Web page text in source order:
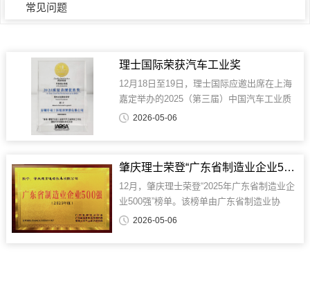
常见问题
理士国际荣获汽车工业奖
12月18日至19日，理士国际应邀出席在上海
嘉定举办的2025（第三届）中国汽车工业质
量大会，并荣获“汽车工业奖——质量满意度
流整车企业联合评审的颁奖环节中，...
2026-05-06
肇庆理士荣登“广东省制造业企业500强”榜单
12月，肇庆理士荣登“2025年广东省制造业企
业500强”榜单。该榜单由广东省制造业协
会、广东省发展和改革研究院及暨南大学产
2026-05-06